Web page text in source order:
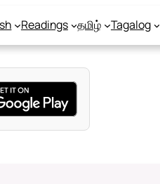
Readings தமிழ் Tagalog